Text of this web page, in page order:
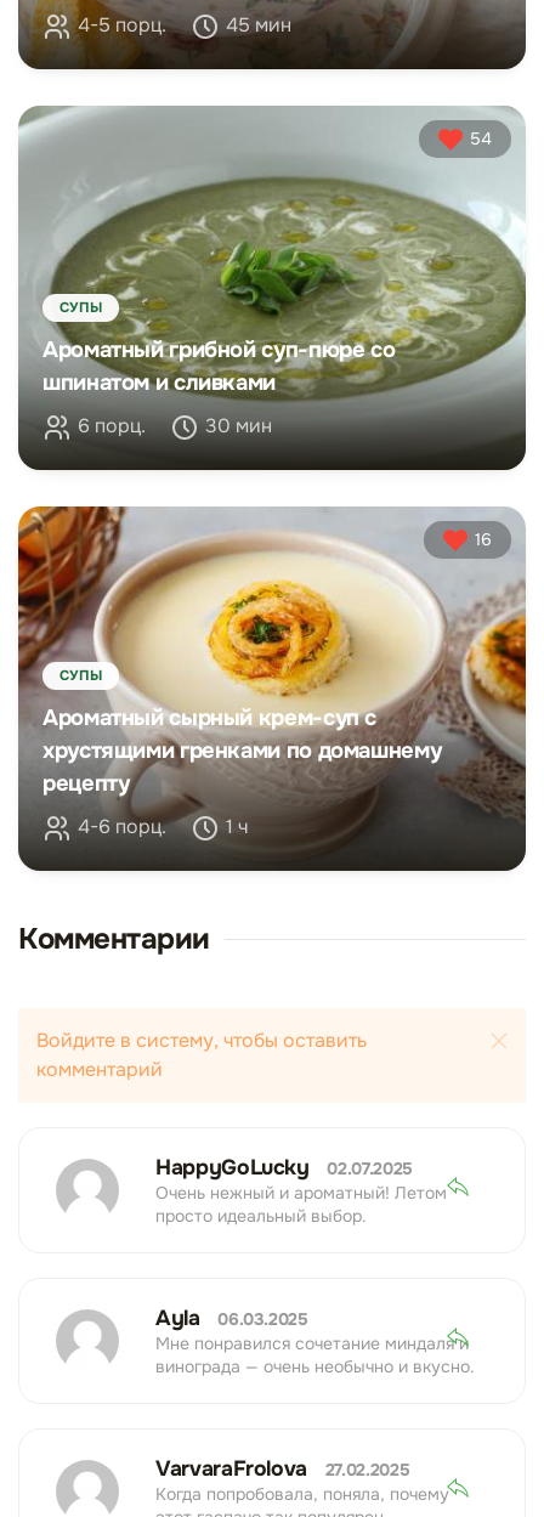
4-5 порц. 45 мин
54
СУПЫ
Ароматный грибной суп-пюре со
шпинатом и сливками
6 порц. 30 мин
16
СУПЫ
Ароматный сырный крем-суп с
хрустящими гренками по домашнему
рецепту
4-6 порц. 1 ч
Комментарии
Войдите в систему, чтобы оставить
комментарий
HappyGoLucky
02.07.2025
Очень нежный и ароматный! Летом
просто идеальный выбор.
Ayla
06.03.2025
Мне понравился сочетание миндаля и
винограда — очень необычно и вкусно.
VarvaraFrolova
27.02.2025
Когда попробовала, поняла, почему